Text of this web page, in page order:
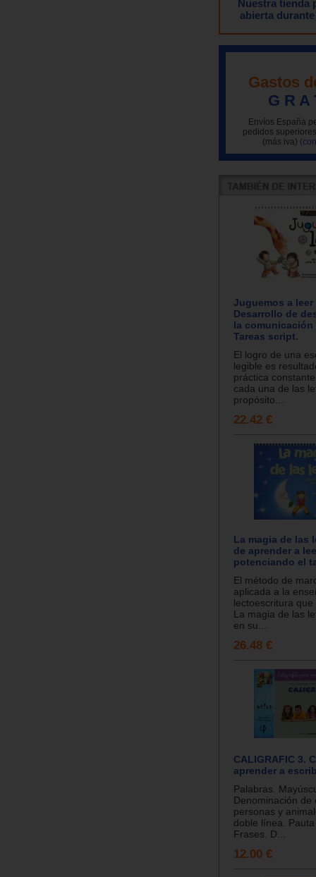
Nuestra tienda
abierta
Gastos
G R A
Envíos España
pedidos
(más iva)
Juguemos a
Desarrollo de
la comunicación
Tareas script.
El logro de una
legible es
práctica
cada una de las
propósito...
22.42 €
La magia de las
de aprender a
potenciando el
El método de
aplicada a la
lectoescritura
La magia de las
en su...
26.48 €
CALIGRAFIC 3.
aprender a
Palabras.
Denominación de
personas y
doble línea.
Frases. D...
12.00 €